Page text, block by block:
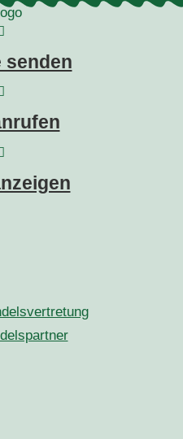
senden